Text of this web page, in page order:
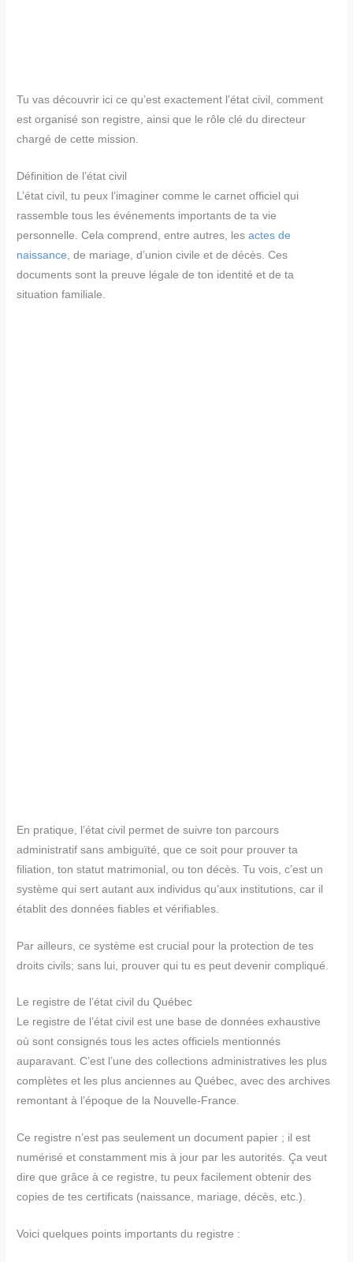
Tu vas découvrir ici ce qu’est exactement l’état civil, comment
est organisé son registre, ainsi que le rôle clé du directeur
chargé de cette mission.
Définition de l’état civil
L’état civil, tu peux l’imaginer comme le carnet officiel qui
rassemble tous les événements importants de ta vie
personnelle. Cela comprend, entre autres, lesactes de
naissance , de mariage, d’union civile et de décès. Ces
documents sont la preuve légale de ton identité et de ta
situation familiale.
En pratique, l’état civil permet de suivre ton parcours
administratif sans ambiguïté, que ce soit pour prouver ta
filiation, ton statut matrimonial, ou ton décès. Tu vois, c’est un
système qui sert autant aux individus qu’aux institutions, car il
établit des données fiables et vérifiables.
Par ailleurs, ce système est crucial pour la protection de tes
droits civils; sans lui, prouver qui tu es peut devenir compliqué.
Le registre de l’état civil du Québec
Le registre de l’état civil est une base de données exhaustive
où sont consignés tous les actes officiels mentionnés
auparavant. C’est l’une des collections administratives les plus
complètes et les plus anciennes au Québec, avec des archives
remontant à l’époque de la Nouvelle-France.
Ce registre n’est pas seulement un document papier ; il est
numérisé et constamment mis à jour par les autorités. Ça veut
dire que grâce à ce registre, tu peux facilement obtenir des
copies de tes certificats (naissance, mariage, décès, etc.).
Voici quelques points importants du registre :